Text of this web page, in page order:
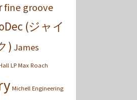
fine groove
(ジャイ
) James
LP Max Roach
Michell Engineering